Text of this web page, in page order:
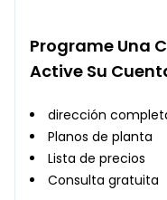
Programe Una
Active Su
dirección
Planos de planta
Lista de precios
Consulta gratuita